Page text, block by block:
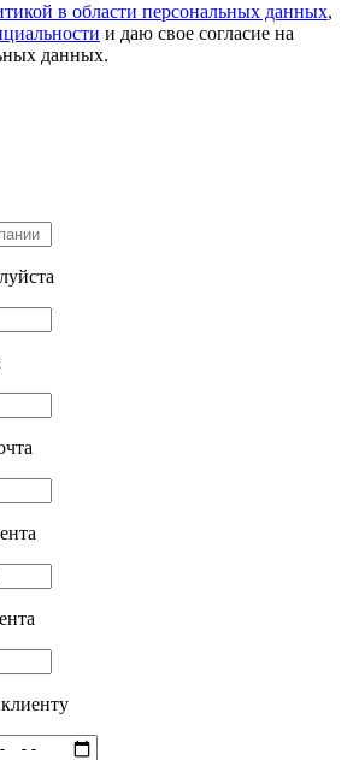
в области персональных данных,
и даю свое согласие на
данных.